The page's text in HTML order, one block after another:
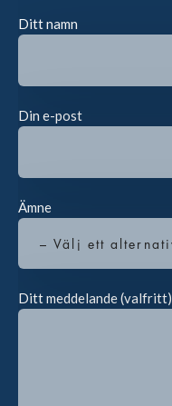
Ditt namn
Din e-post
Ämne
Ditt meddelande (valfritt)